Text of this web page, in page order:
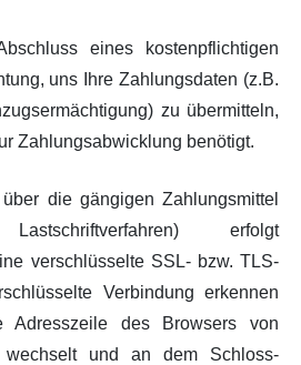
eines kostenpflichtigen
uns Ihre Zahlungsdaten (z.B.
zu übermitteln,
Zahlungsabwicklung benötigt.
die gängigen Zahlungsmittel
Lastschriftverfahren) erfolgt
verschlüsselte SSL- bzw. TLS-
Verbindung erkennen
des Browsers von
wechselt und an dem Schloss-